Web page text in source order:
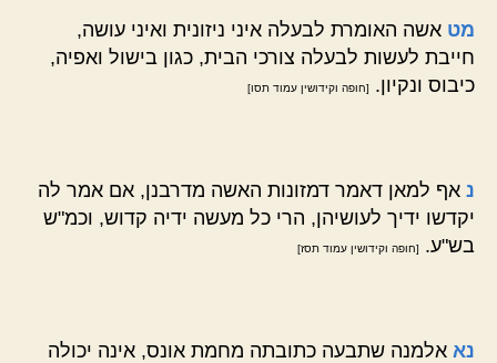
מט אשה האומרת לבעלה איני ניזונית ואיני עושה,
חייבת לעשות לבעלה צורכי הבית, כגון בישול ואפיה,
כיבוס ונקיון.
[חופה וקידושין עמוד תסו]
נ אף למאן דאמר דמזונות האשה מדרבנן, אם אמר לה
יקדשו ידיך לעושיהן, הרי כל מעשה ידיה קדוש, וכמ"ש
בש"ע.
[חופה וקידושין עמוד תסז]
נא אלמנה שתבעה כתובתה מחמת אונס, אינה יכולה